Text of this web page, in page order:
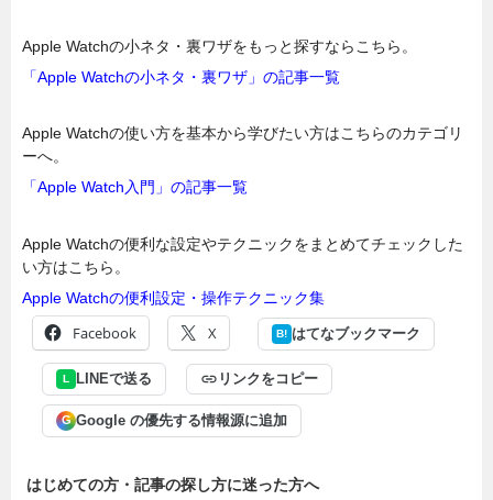
Apple Watchの小ネタ・裏ワザをもっと探すならこちら。
「Apple Watchの小ネタ・裏ワザ」の記事一覧
Apple Watchの使い方を基本から学びたい方はこちらのカテゴリ
ーへ。
「Apple Watch入門」の記事一覧
Apple Watchの便利な設定やテクニックをまとめてチェックした
い方はこちら。
Apple Watchの便利設定・操作テクニック集
Facebook X B! はてなブックマーク
L LINEで送る リンクをコピー
G Google の優先する情報源に追加
はじめての方・記事の探し方に迷った方へ